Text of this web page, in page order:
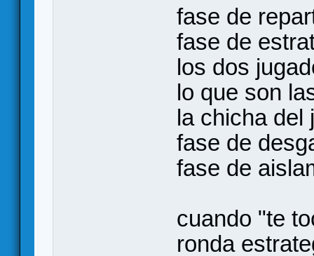
fase de
fase de
los dos
lo que son
la chicha del
fase de
fase de
cuando "te
ronda